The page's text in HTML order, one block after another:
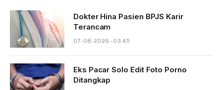
Dokter Hina Pasien BPJS Karir
Terancam
07-08-2026 - 03.45
Eks Pacar Solo Edit Foto Porno
Ditangkap